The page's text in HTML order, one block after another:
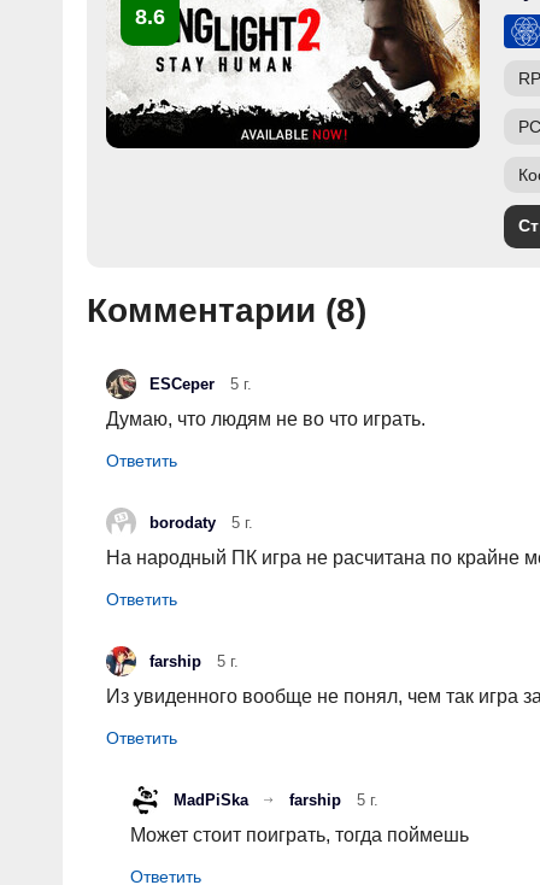
8.6
Комментарии (8)
ESCeper 5 г.
Думаю, что людям не во что играть.
borodaty 5 г.
На народный ПК игра не расчитана по крайне
farship 5 г.
Из увиденного вообще не понял, чем так игра
MadPiSka farship 5 г.
Может стоит поиграть, тогда поймешь